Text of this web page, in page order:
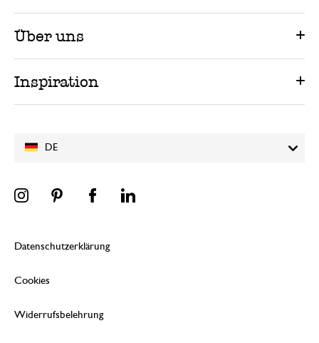
DE
Über uns
Inspiration
Datenschutzerklärung
Cookies
Widerrufsbelehrung